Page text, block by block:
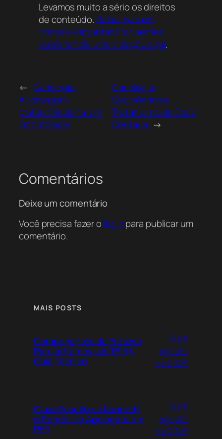
Levamos muito a sério os direitos
de conteúdo.Saiba mais em
nossas Perguntas Frequentes
ou denuncie uma violação aqui.
← Cariologia:
Abordagem
Multiprofissional em
Odontologia
Cariologia:
Diagnóstico e
Tratamento da Cárie
Dentária →
Comentários
Deixe um comentário
Você precisa fazer o loginpara publicar um
comentário.
MAIS POSTS
Componentes da Prótese
Parcial Removível (PPR):
Guia Técnico
5 de
agosto
de 2026
Classificação de Kennedy
e Regras de Applegate em
PPR
5 de
agosto
de 2026